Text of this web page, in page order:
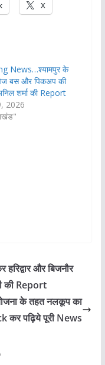
X
News…श्यामपुर के
बस और पिकअप की
शर्मा की Report
2026
और बिजनौर
की Report
के तहत नलकूप का
कर पढ़िये पूरी News